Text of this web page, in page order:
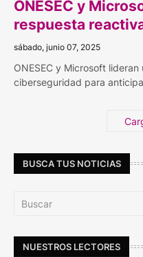
ONESEC y
respuesta
sábado, junio 07, 2025
ONESEC y Microsoft
ciberseguridad para
BUSCA TUS NOTICIAS
NUESTROS LECTORES